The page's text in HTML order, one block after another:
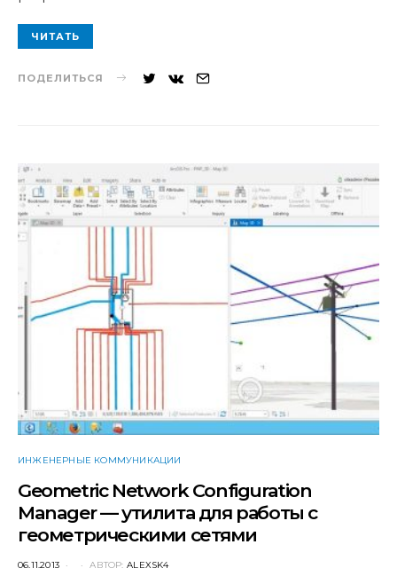
ЧИТАТЬ
ПОДЕЛИТЬСЯ
ИНЖЕНЕРНЫЕ КОММУНИКАЦИИ
Geometric Network Configuration
Manager — утилита для работы с
геометрическими сетями
POSTED
06.11.2013 АВТОР: ALEXSK4